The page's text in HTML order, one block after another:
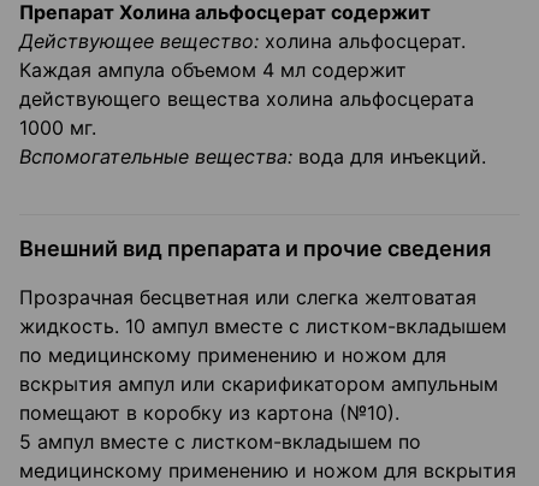
Препарат Холина альфосцерат содержит
Действующее вещество: холина альфосцерат.
Каждая ампула объемом 4 мл содержит
действующего вещества холина альфосцерата
1000 мг.
Вспомогательные вещества: вода для инъекций.
Внешний вид препарата и прочие сведения
Прозрачная бесцветная или слегка желтоватая
жидкость. 10 ампул вместе с листком-вкладышем
по медицинскому применению и ножом для
вскрытия ампул или скарификатором ампульным
помещают в коробку из картона (№10).
5 ампул вместе с листком-вкладышем по
медицинскому применению и ножом для вскрытия